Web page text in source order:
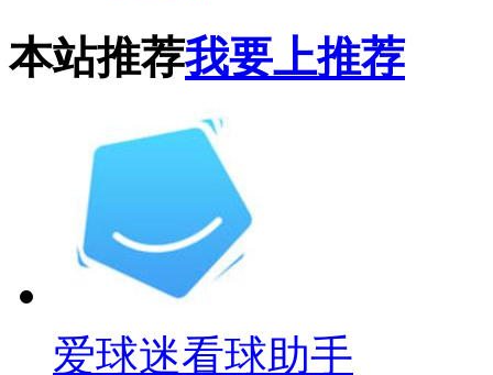
本站推荐我要上推荐
爱球迷看球助手